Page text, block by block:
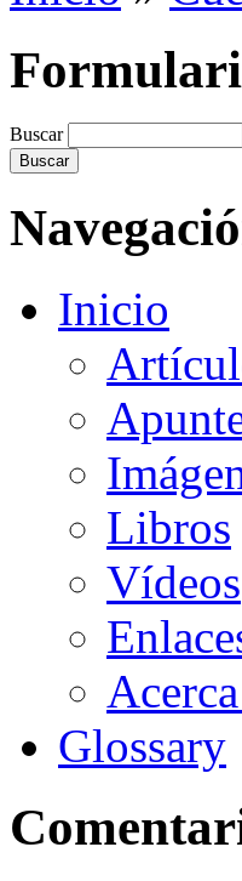
Buscar
Inicio
Libros
Vídeos
Glossary